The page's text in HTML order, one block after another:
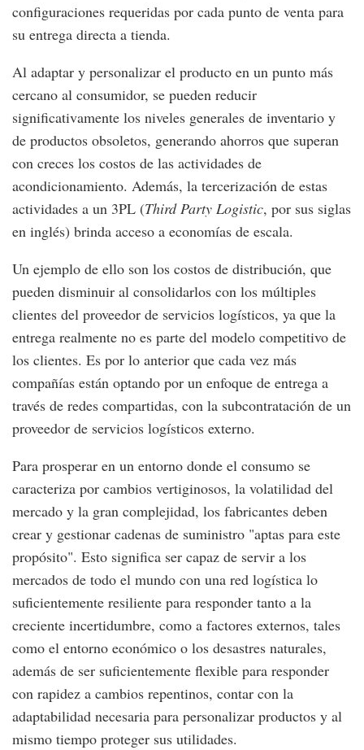
configuraciones requeridas por cada punto de venta para
su entrega directa a tienda.
Al adaptar y personalizar el producto en un punto más
cercano al consumidor, se pueden reducir
significativamente los niveles generales de inventario y
de productos obsoletos, generando ahorros que superan
con creces los costos de las actividades de
acondicionamiento. Además, la tercerización de estas
actividades a un 3PL (Third Party Logistic, por sus siglas
en inglés) brinda acceso a economías de escala.
Un ejemplo de ello son los costos de distribución, que
pueden disminuir al consolidarlos con los múltiples
clientes del proveedor de servicios logísticos, ya que la
entrega realmente no es parte del modelo competitivo de
los clientes. Es por lo anterior que cada vez más
compañías están optando por un enfoque de entrega a
través de redes compartidas, con la subcontratación de un
proveedor de servicios logísticos externo.
Para prosperar en un entorno donde el consumo se
caracteriza por cambios vertiginosos, la volatilidad del
mercado y la gran complejidad, los fabricantes deben
crear y gestionar cadenas de suministro "aptas para este
propósito". Esto significa ser capaz de servir a los
mercados de todo el mundo con una red logística lo
suficientemente resiliente para responder tanto a la
creciente incertidumbre, como a factores externos, tales
como el entorno económico o los desastres naturales,
además de ser suficientemente flexible para responder
con rapidez a cambios repentinos, contar con la
adaptabilidad necesaria para personalizar productos y al
mismo tiempo proteger sus utilidades.